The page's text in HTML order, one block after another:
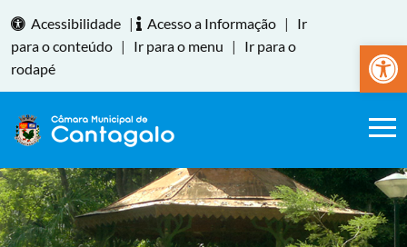
Abrir
Acessibilidade | Acesso a Informação |
Ir
para o conteúdo | Ir para o menu |
Ir para o
rodapé